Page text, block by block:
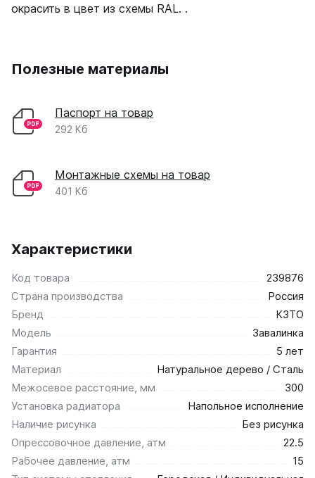
окрасить в цвет из схемы RAL. .
Полезные материалы
Паспорт на товар
292 Кб
Монтажные схемы на товар
401 Кб
Характеристики
Код товара
239876
Страна производства
Россия
Бренд
КЗТО
Модель
Завалинка
Гарантия
5 лет
Материал
Натуральное дерево / Сталь
Межосевое расстояние, мм
300
Установка радиатора
Напольное исполнение
Наличие рисунка
Без рисунка
Опрессовочное давление, атм
22.5
Рабочее давление, атм
15